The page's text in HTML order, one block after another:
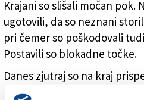
Krajani so slišali močan pok.
ugotovili, da so neznani
pri čemer so poškodovali
Postavili so blokadne točke.
Danes zjutraj so na kraj
kriminalisti in policisti, ki si